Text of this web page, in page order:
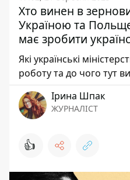
Хто винен в
Україною та
має зробити
Які українські
роботу та до чого тут
Ірина Шпак
ЖУРНАЛІСТ
👍